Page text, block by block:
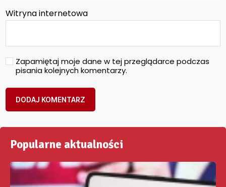
Witryna internetowa
Zapamiętaj moje dane w tej przeglądarce podczas
pisania kolejnych komentarzy.
Popularne aktualności